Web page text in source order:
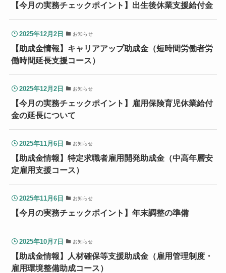
【今月の実務チェックポイント】出生後休業支援給付金
2025年12月2日 お知らせ
【助成金情報】キャリアアップ助成金（短時間労働者労
働時間延長支援コース）
2025年12月2日 お知らせ
【今月の実務チェックポイント】雇用保険育児休業給付
金の延長について
2025年11月6日 お知らせ
【助成金情報】特定求職者雇用開発助成金（中高年層安
定雇用支援コース）
2025年11月6日 お知らせ
【今月の実務チェックポイント】年末調整の準備
2025年10月7日 お知らせ
【助成金情報】人材確保等支援助成金（雇用管理制度・
雇用環境整備助成コース）